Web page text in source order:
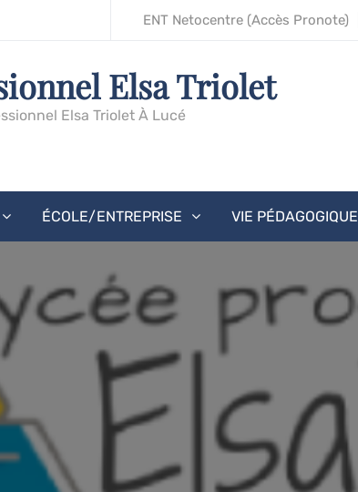
ENT Netocentre (accès Pronote)
Elsa Triolet
Elsa Triolet À Lucé
ÉCOLE/ENTREPRISE VIE PÉDAGOGIQUE